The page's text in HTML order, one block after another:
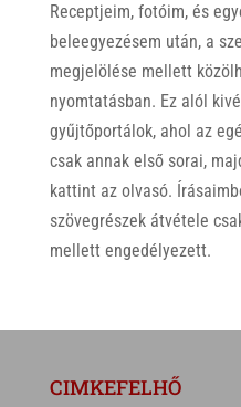
Receptjeim, fotóim, és
beleegyezésem után, a
megjelölése mellett
nyomtatásban. Ez alól
gyűjtőportálok, ahol az
csak annak első sorai,
kattint az olvasó.
szövegrészek átvétele
mellett engedélyezett.
CIMKEFELHŐ